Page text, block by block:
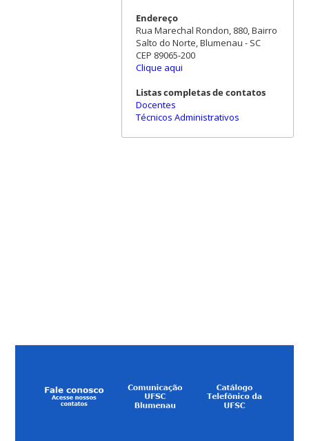
Endereço
Rua Marechal Rondon, 880, Bairro
Salto do Norte, Blumenau - SC
CEP 89065-200
Clique aqui
Listas completas de contatos
Docentes
Técnicos Administrativos